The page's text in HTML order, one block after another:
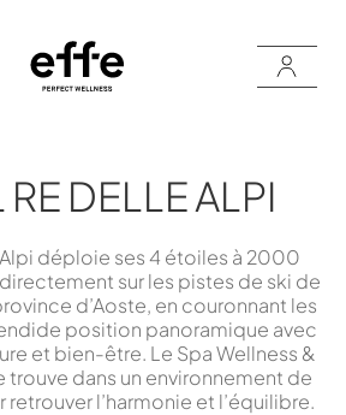
DELLE ALPI
déploie ses 4 étoiles à 2000
sur les pistes de ski de
d’Aoste, en couronnant les
position panoramique avec
et bien-être. Le Spa Wellness &
trouve dans un environnement de
l’harmonie et l’équilibre.